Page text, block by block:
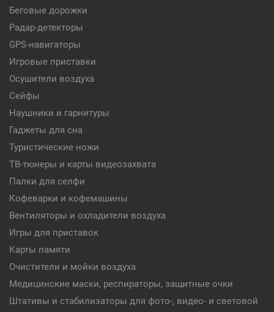
Беговые дорожки
Радар-детекторы
GPS-навигаторы
Игровые приставки
Осушители воздуха
Сейфы
Наушники и гарнитуры
Гаджеты для сна
Туристические ножи
ТВ-тюнеры и карты видеозахвата
Палки для селфи
Кофеварки и кофемашины
Вентиляторы и охладители воздуха
Игры для приставок
Карты памяти
Очистители и мойки воздуха
Медицинские маски, респираторы, защитные очки
Штативы и стабилизаторы для фото-, видео- и световой